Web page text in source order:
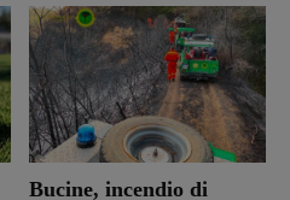
Bucine, incendio di